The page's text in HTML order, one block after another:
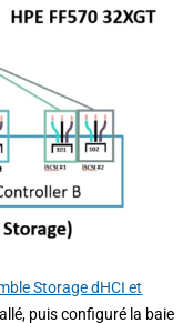
Storage dHCI et
puis configuré la baie